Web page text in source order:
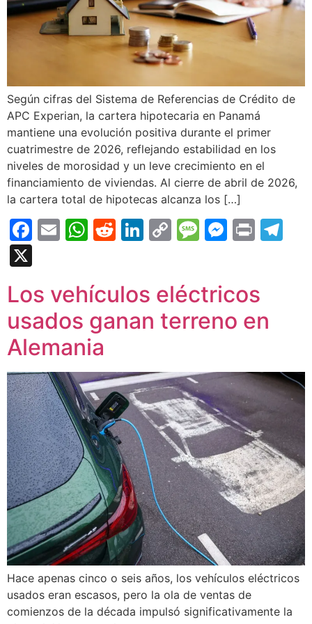
Según cifras del Sistema de Referencias de Crédito de
APC Experian, la cartera hipotecaria en Panamá
mantiene una evolución positiva durante el primer
cuatrimestre de 2026, reflejando estabilidad en los
niveles de morosidad y un leve crecimiento en el
financiamiento de viviendas. Al cierre de abril de 2026,
la cartera total de hipotecas alcanza los […]
Facebook
EmailWhatsApp
Reddit
LinkedIn
CopyMessage
Print
Los vehículos eléctricos
usados ganan terreno en
Alemania
Hace apenas cinco o seis años, los vehículos eléctricos
usados eran escasos, pero la ola de ventas de
comienzos de la década impulsó significativamente la